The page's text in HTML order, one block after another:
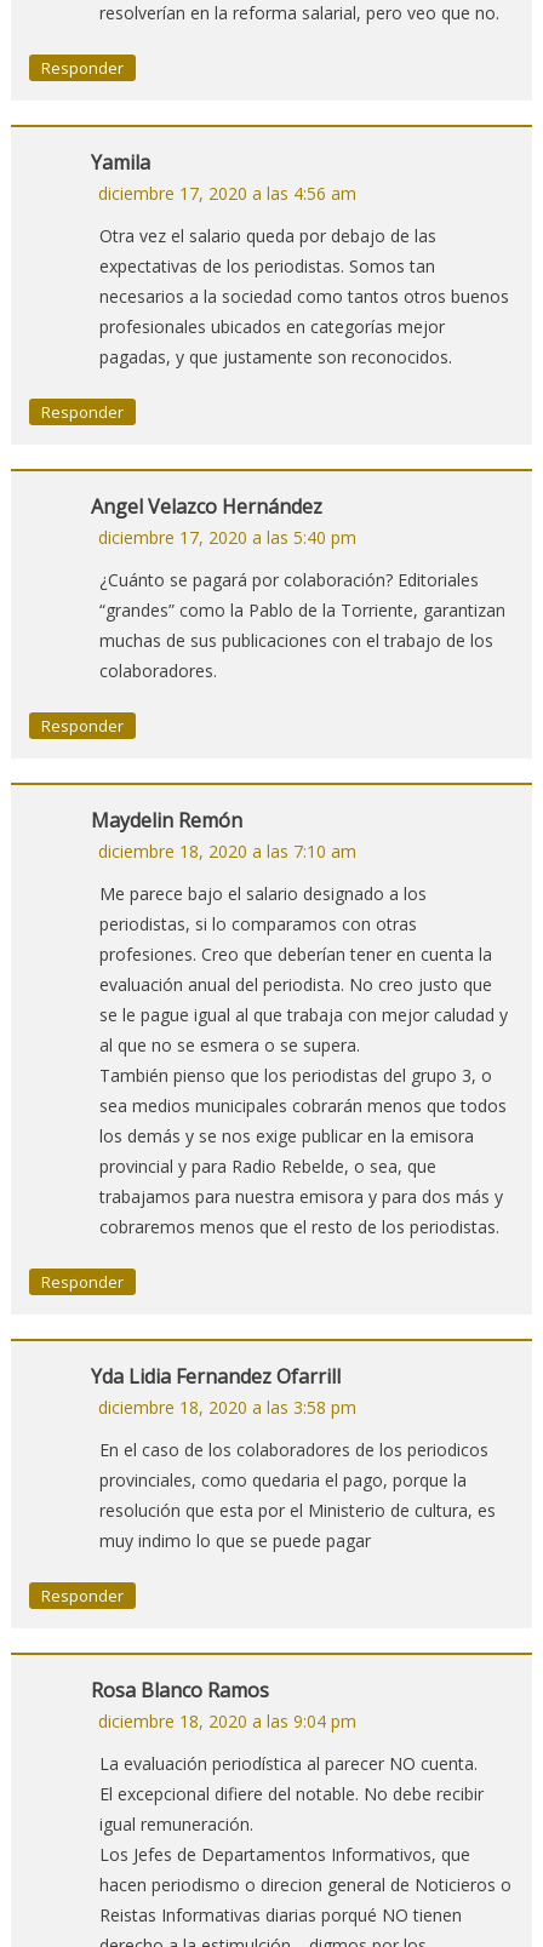
resolverían en la reforma salarial, pero veo que no.
Responder
Yamila
diciembre 17, 2020 a las 4:56 am
Otra vez el salario queda por debajo de las
expectativas de los periodistas. Somos tan
necesarios a la sociedad como tantos otros buenos
profesionales ubicados en categorías mejor
pagadas, y que justamente son reconocidos.
Responder
Angel Velazco Hernández
diciembre 17, 2020 a las 5:40 pm
¿Cuánto se pagará por colaboración? Editoriales
“grandes” como la Pablo de la Torriente, garantizan
muchas de sus publicaciones con el trabajo de los
colaboradores.
Responder
Maydelin Remón
diciembre 18, 2020 a las 7:10 am
Me parece bajo el salario designado a los
periodistas, si lo comparamos con otras
profesiones. Creo que deberían tener en cuenta la
evaluación anual del periodista. No creo justo que
se le pague igual al que trabaja con mejor caludad y
al que no se esmera o se supera.
También pienso que los periodistas del grupo 3, o
sea medios municipales cobrarán menos que todos
los demás y se nos exige publicar en la emisora
provincial y para Radio Rebelde, o sea, que
trabajamos para nuestra emisora y para dos más y
cobraremos menos que el resto de los periodistas.
Responder
Yda Lidia Fernandez Ofarrill
diciembre 18, 2020 a las 3:58 pm
En el caso de los colaboradores de los periodicos
provinciales, como quedaria el pago, porque la
resolución que esta por el Ministerio de cultura, es
muy indimo lo que se puede pagar
Responder
Rosa Blanco Ramos
diciembre 18, 2020 a las 9:04 pm
La evaluación periodística al parecer NO cuenta.
El excepcional difiere del notable. No debe recibir
igual remuneración.
Los Jefes de Departamentos Informativos, que
hacen periodismo o direcion general de Noticieros o
Reistas Informativas diarias porqué NO tienen